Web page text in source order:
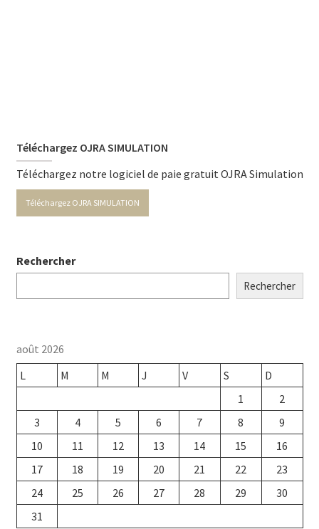
Téléchargez OJRA SIMULATION
Téléchargez notre logiciel de paie gratuit OJRA Simulation
Téléchargez OJRA SIMULATION
Rechercher
Rechercher
août 2026
L
M M J V S
D
1
2
3
4 5 6 7 8
9
10
11 12 13 14 15
16
17
18 19 20 21 22
23
24
25 26 27 28 29
30
31